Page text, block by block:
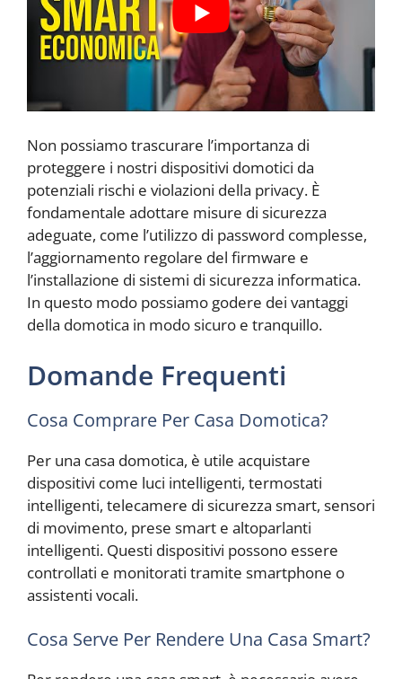
Non possiamo trascurare l’importanza di
proteggere i nostri dispositivi domotici da
potenziali rischi e violazioni della privacy. È
fondamentale adottare misure di sicurezza
adeguate, come l’utilizzo di password complesse,
l’aggiornamento regolare del firmware e
l’installazione di sistemi di sicurezza informatica.
In questo modo possiamo godere dei vantaggi
della domotica in modo sicuro e tranquillo.
Domande Frequenti
Cosa Comprare Per Casa Domotica?
Per una casa domotica, è utile acquistare
dispositivi come luci intelligenti, termostati
intelligenti, telecamere di sicurezza smart, sensori
di movimento, prese smart e altoparlanti
intelligenti. Questi dispositivi possono essere
controllati e monitorati tramite smartphone o
assistenti vocali.
Cosa Serve Per Rendere Una Casa Smart?